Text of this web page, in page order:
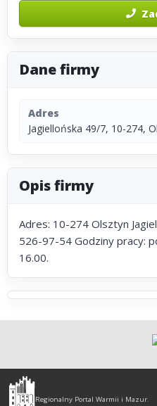
Dane firmy
Adres
Jagiellońska 49/7, 10-274,
Opis firmy
Adres: 10-274 Olsztyn
526-97-54 Godziny pracy:
16.00.
Olsztyn
-
Regionalny Portal Warmii i Mazur.